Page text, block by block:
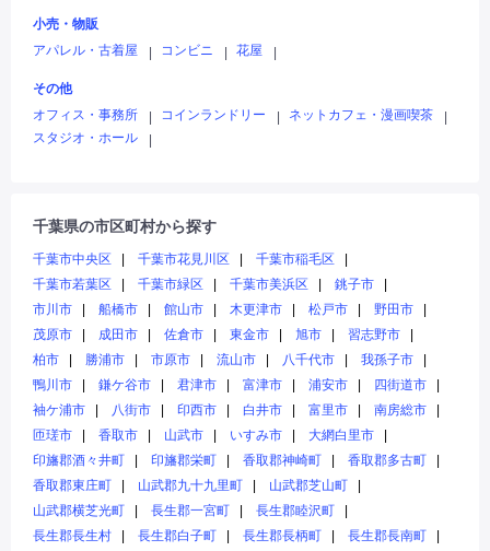
小売・物販
アパレル・古着屋
コンビニ 花屋
その他
オフィス・事務所
コインランドリー ネットカフェ・漫画喫茶
スタジオ・ホール
千葉県の市区町村から探す
千葉市中央区 千葉市花見川区
千葉市稲毛区
千葉市若葉区
千葉市緑区 千葉市美浜区
銚子市
市川市
船橋市 館山市 木更津市 松戸市
野田市
茂原市
成田市 佐倉市 東金市 旭市
習志野市
柏市
勝浦市 市原市 流山市 八千代市
我孫子市
鴨川市
鎌ケ谷市 君津市 富津市 浦安市
四街道市
袖ケ浦市
八街市 印西市 白井市 富里市
南房総市
匝瑳市
香取市 山武市 いすみ市
大網白里市
印旛郡酒々井町
印旛郡栄町 香取郡神崎町
香取郡多古町
香取郡東庄町
山武郡九十九里町
山武郡芝山町
山武郡横芝光町
長生郡一宮町
長生郡睦沢町
長生郡長生村
長生郡白子町 長生郡長柄町
長生郡長南町